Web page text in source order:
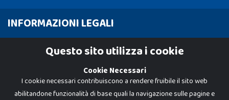
INFORMAZIONI LEGALI
Cookie PolicyQuesto sito utilizza i cookie
Cookie Necessari
I cookie necessari contribuiscono a rendere fruibile il sito web
abilitandone funzionalità di base quali la navigazione sulle pagine e